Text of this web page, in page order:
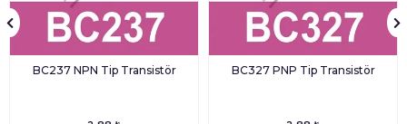
BC237 NPN Tip Transistör BC327 PNP Tip Transistör